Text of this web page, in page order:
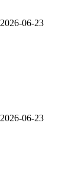
2026-06-23
2026-06-23